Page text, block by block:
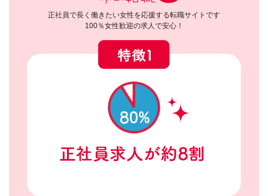
正社員で長く働きたい女性を応援する転職サイトです
100％女性歓迎の求人で安心！